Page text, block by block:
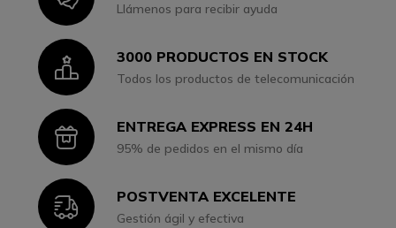
Llámenos para recibir ayuda
Icon3000 PRODUCTOS EN STOCK
Todos los productos de telecomunicación
IconENTREGA EXPRESS EN 24H
95% de pedidos en el mismo día
IconPOSTVENTA EXCELENTE
Gestión ágil y efectiva